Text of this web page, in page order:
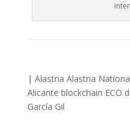
| Alastria Alastria
Alicante blockchain ECO
García Gil